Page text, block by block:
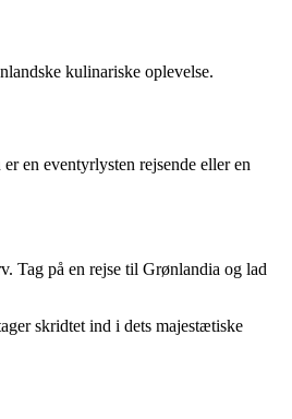
kulinariske oplevelse.
en eventyrlysten rejsende eller en
Tag på en rejse til Grønlandia og lad
skridtet ind i dets majestætiske